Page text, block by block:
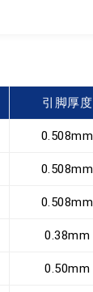
引脚厚度
0.508mm
0.508mm
0.508mm
0.38mm
0.50mm